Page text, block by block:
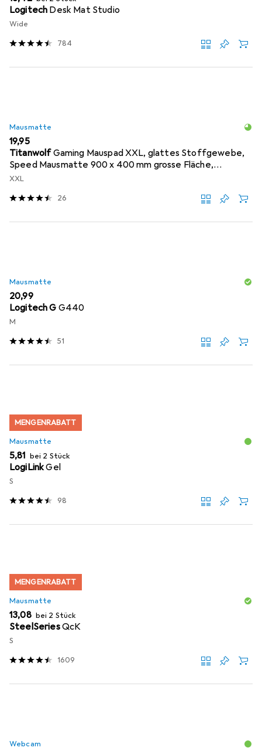
Logitech Desk Mat Studio
Wide
784
Mausmatte
EUR
19,95
TitanwolfGaming Mauspad XXL, glattes Stoffgewebe,
Speed Mausmatte 900 x 400 mm grosse Fläche,
Topography
XXL
26
Mausmatte
EUR
20,99
Logitech G G440
M
51
MENGENRABATT
Mausmatte
EUR
5,81 bei 2 Stück
LogiLinkGel
S
98
MENGENRABATT
Mausmatte
EUR
13,08 bei 2 Stück
SteelSeriesQcK
S
1609
Webcam